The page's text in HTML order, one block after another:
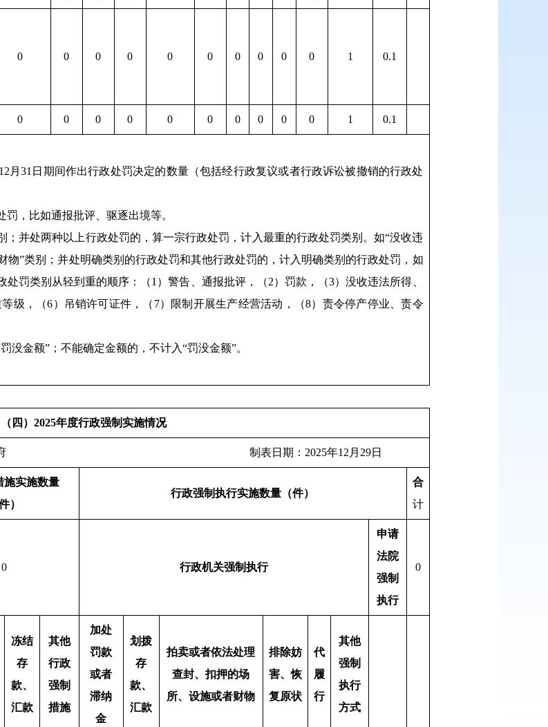
0 0 0 0 0 0 0 0 0 0 1 0.1
0 0 0 0 0 0 0 0 0 0 1 0.1
月31日期间作出行政处罚决定的数量（包括经行政复议或者行政诉讼被撤销的行政处
，比如通报批评、驱逐出境等。
并处两种以上行政处罚的，算一宗行政处罚，计入最重的行政处罚类别。如“没收违
物”类别；并处明确类别的行政处罚和其他行政处罚的，计入明确类别的行政处罚，如
罚类别从轻到重的顺序：（1）警告、通报批评，（2）罚款，（3）没收违法所得、
级，（6）吊销许可证件，（7）限制开展生产经营活动，（8）责令停产停业、责令
金额”；不能确定金额的，不计入“罚没金额”。
（四）2025年度行政强制实施情况
猫垭镇人民政府 制表日期：2025年12月29日
施实施数量
）
行政强制执行实施数量（件）
合
计
0 行政机关强制执行
申请
法院
强制
执行
0
冻结
存
款、
汇款
其他
行政
强制
措施
加处
罚款
或者
滞纳
金
划拨
存
款、
汇款
拍卖或者依法处理
查封、扣押的场
所、设施或者财物
排除妨
害、恢
复原状
代
履
行
其他
强制
执行
方式